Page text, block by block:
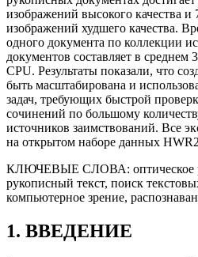
изображений высокого качества и
изображений худшего качества.
одного документа по коллекции
документов составляет в среднем
CPU. Результаты показали, что
быть масштабирована и
задач, требующих быстрой
сочинений по большому
источников заимствований. Все
на открытом наборе данных
КЛЮЧЕВЫЕ СЛОВА:
рукописный текст, поиск
компьютерное зрение,
1. ВВЕДЕНИЕ